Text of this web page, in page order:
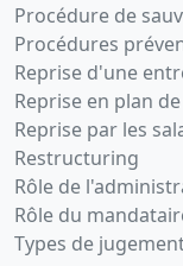
Procédure de
Procédures
Reprise d'une
Reprise en plan
Reprise par les
Restructuring
Rôle de
Rôle du
Types de